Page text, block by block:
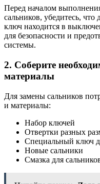
Перед началом
сальников, убедитесь,
ключ находится в
для безопасности и
системы.
2. Соберите
материалы
Для замены сальников
и материалы:
Набор ключей
Отвертки разных
Специальный ключ
Новые сальники
Смазка для